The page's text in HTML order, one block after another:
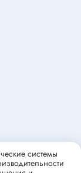
данных
системы